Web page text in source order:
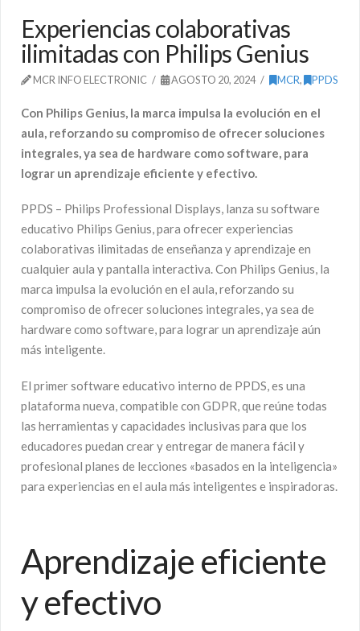
Experiencias colaborativas
ilimitadas con Philips Genius
MCR INFO ELECTRONIC AGOSTO 20, 2024 MCR, PPDS
Con Philips Genius, la marca impulsa la evolución en el
aula, reforzando su compromiso de ofrecer soluciones
integrales, ya sea de hardware como software, para
lograr un aprendizaje eficiente y efectivo.
PPDS – Philips Professional Displays, lanza su software
educativo Philips Genius, para ofrecer experiencias
colaborativas ilimitadas de enseñanza y aprendizaje en
cualquier aula y pantalla interactiva. Con Philips Genius, la
marca impulsa la evolución en el aula, reforzando su
compromiso de ofrecer soluciones integrales, ya sea de
hardware como software, para lograr un aprendizaje aún
más inteligente.
El primer software educativo interno de PPDS, es una
plataforma nueva, compatible con GDPR, que reúne todas
las herramientas y capacidades inclusivas para que los
educadores puedan crear y entregar de manera fácil y
profesional planes de lecciones «basados en la inteligencia»
para experiencias en el aula más inteligentes e inspiradoras.
Aprendizaje eficiente
y efectivo